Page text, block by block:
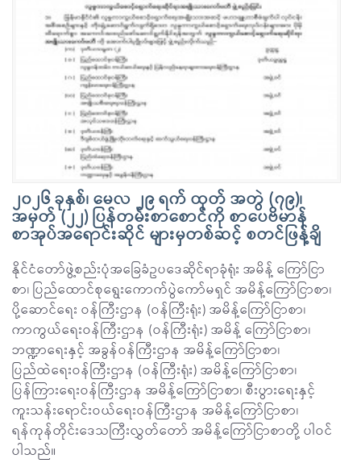
၂၀၂၆ ခုနှစ်၊ မေလ ၂၉ ရက် ထုတ် အတွဲ (၇၉)၊
အမှတ် (၂၂) ပြန်တမ်းစာစောင်ကို စာပေဗိမာန်
စာအုပ်အရောင်းဆိုင် များမှတစ်ဆင့် စတင်ဖြန့်ချိ
နိုင်ငံတော်ဖွဲ့စည်းပုံအခြေခံဥပဒေဆိုင်ရာခုံရုံး အမိန့် ကြော်ငြာ
စာ၊ ပြည်ထောင်စုရွေးကောက်ပွဲကော်မရှင် အမိန့်ကြော်ငြာစာ၊
ပို့ဆောင်ရေး ဝန်ကြီးဌာန (ဝန်ကြီးရုံး) အမိန့်ကြော်ငြာစာ၊
ကာကွယ်ရေးဝန်ကြီးဌာန (ဝန်ကြီးရုံး) အမိန့် ကြော်ငြာစာ၊
ဘဏ္ဍာရေးနှင့် အခွန်ဝန်ကြီးဌာန အမိန့်ကြော်ငြာစာ၊
ပြည်ထဲရေးဝန်ကြီးဌာန (ဝန်ကြီးရုံး) အမိန့်ကြော်ငြာစာ၊
ပြန်ကြားရေးဝန်ကြီးဌာန အမိန့်ကြော်ငြာစာ၊ စီးပွားရေးနှင့်
ကူးသန်းရောင်းဝယ်ရေးဝန်ကြီးဌာန အမိန့်ကြော်ငြာစာ၊
ရန်ကုန်တိုင်းဒေသကြီးလွှတ်တော် အမိန့်ကြော်ငြာစာတို့ ပါဝင်
ပါသည်။